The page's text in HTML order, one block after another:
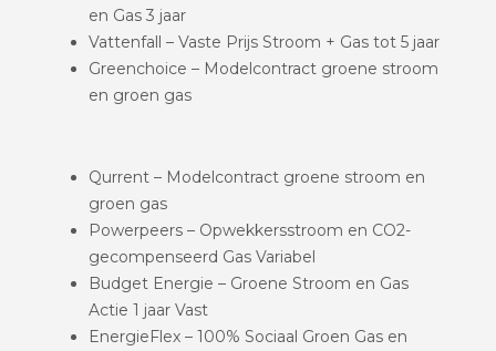
en Gas 3 jaar
Vattenfall – Vaste Prijs Stroom + Gas tot 5 jaar
Greenchoice – Modelcontract groene stroom
en groen gas
Qurrent – Modelcontract groene stroom en
groen gas
Powerpeers – Opwekkersstroom en CO2-
gecompenseerd Gas Variabel
Budget Energie – Groene Stroom en Gas
Actie 1 jaar Vast
EnergieFlex – 100% Sociaal Groen Gas en